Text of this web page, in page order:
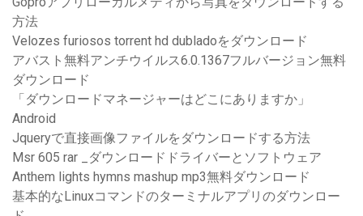
方法
Velozes furiosos torrent hd dubladoをダウンロード
アバスト無料アンチウイルス6.0.1367フルバージョン無料
ダウンロード
「ダウンロードマネージャーはどこにありますか」
Android
Jqueryで直接画像ファイルをダウンロードする方法
Msr 605 rar _ダウンロードドライバーとソフトウェア
Anthem lights hymns mashup mp3無料ダウンロード
基本的なLinuxコマンドのターミナルアプリのダウンロー